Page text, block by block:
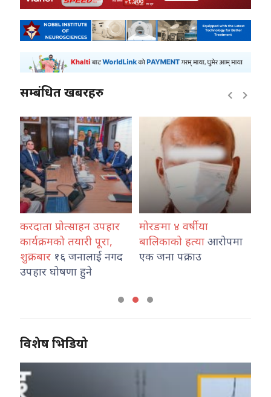
सम्बंधित खबरहरु
करदाता प्रोत्साहन उपहार
कार्यक्रमको तयारी पूरा,
शुक्रबार १६ जनालाई नगद
उपहार घोषणा हुने
मोरङमा ४ वर्षीया
बालिकाको हत्या आरोपमा
एक जना पक्राउ
विशेष भिडियो